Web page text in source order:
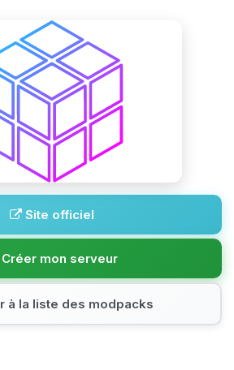
Site officiel
mon serveur
à la liste des modpacks